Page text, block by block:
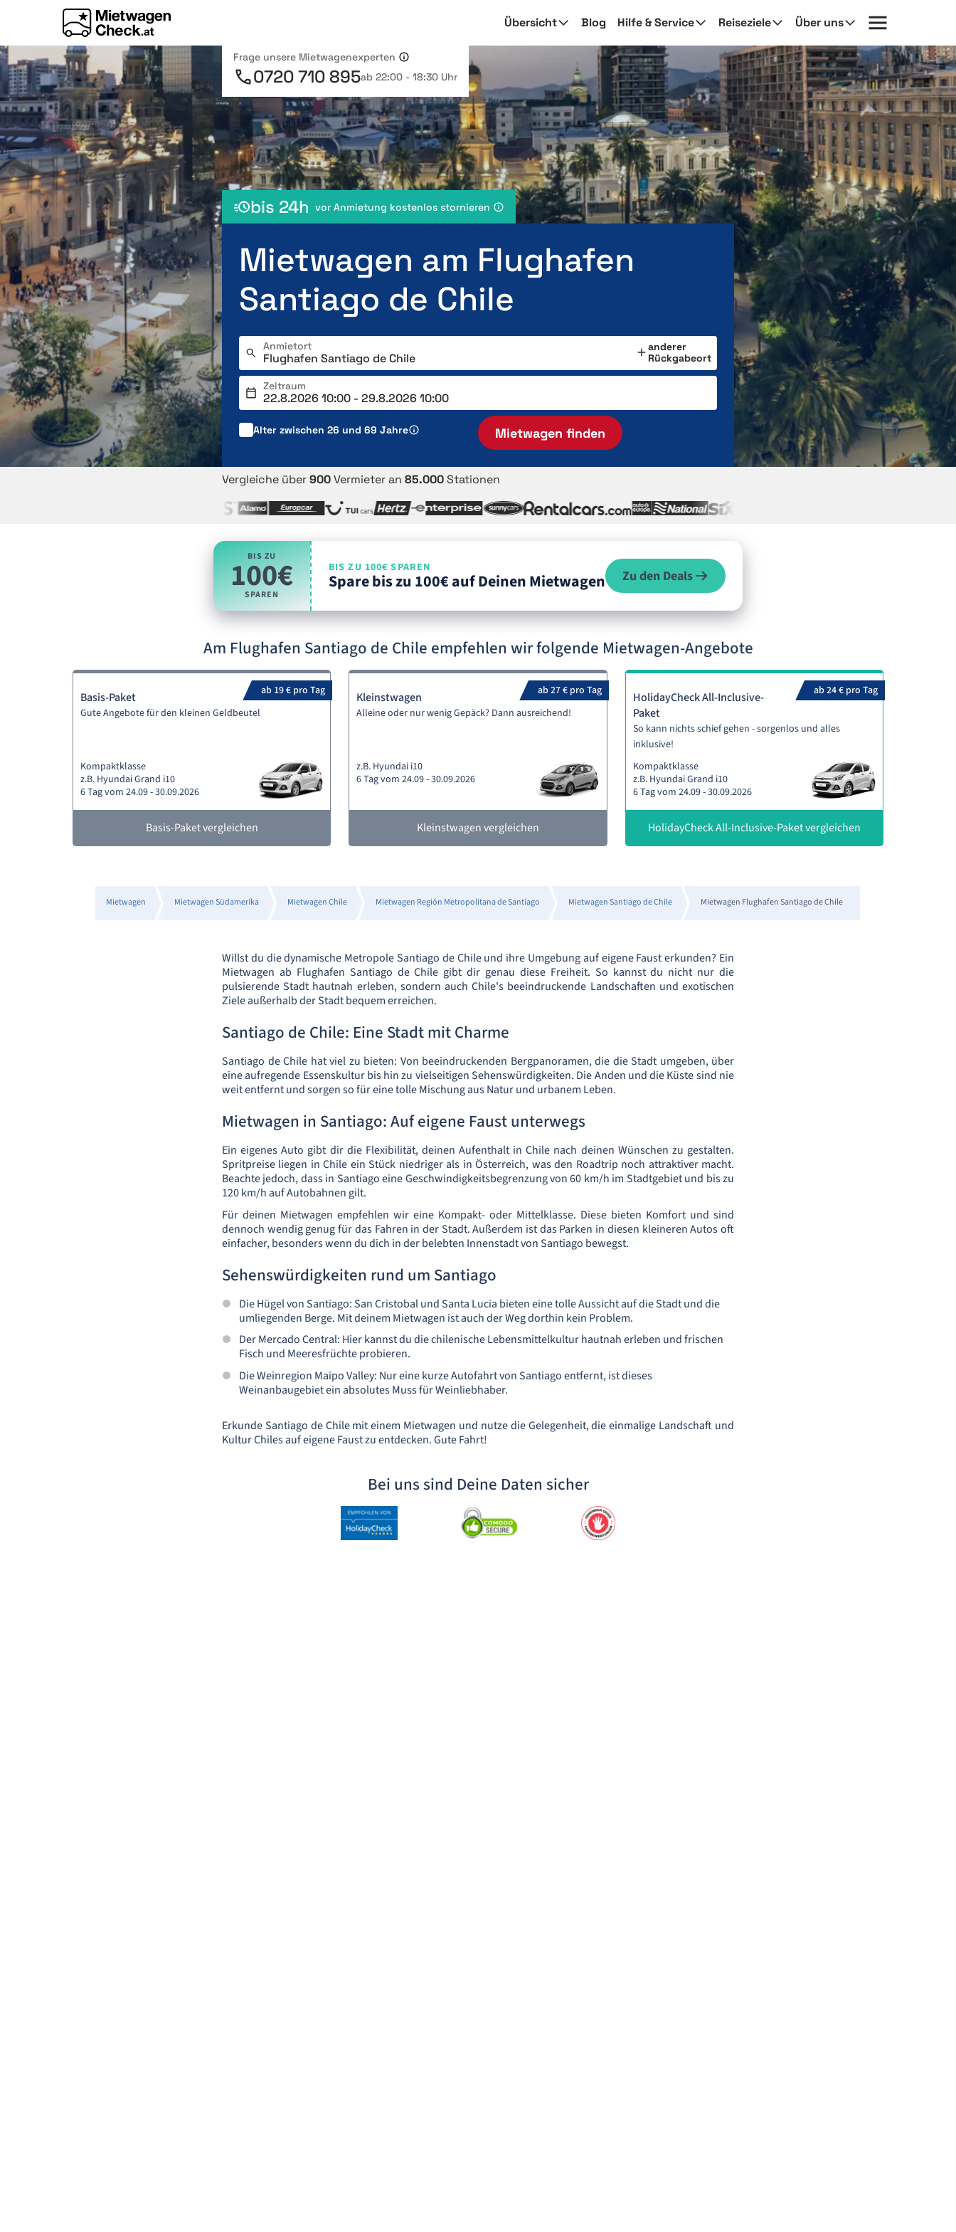
Übersicht Blog Hilfe & Service Reiseziele Über uns
Frage unsere Mietwagenexperten
0720 710 895ab 22:00 - 18:30 Uhr
bis 24h vor Anmietung kostenlos stornieren
Mietwagen am Flughafen
Santiago de Chile
Anmietort
anderer
Rückgabeort
Zeitraum
Alter zwischen 26 und 69 Jahre Mietwagen finden
Vergleiche über900Vermieter an 85.000Stationen
BIS ZU
100€
SPAREN
BIS ZU 100€ SPAREN
Spare bis zu 100€ auf Deinen Mietwagen Zu den Deals
Am Flughafen Santiago de Chile empfehlen wir folgende Mietwagen-Angebote
ab 19 € pro Tag
Basis-Paket
Gute Angebote für den kleinen Geldbeutel
Kompaktklasse
z.B. Hyundai Grand i10
6 Tag vom 24.09 - 30.09.2026
Basis-Paket vergleichen
ab 27 € pro Tag
Kleinstwagen
Alleine oder nur wenig Gepäck? Dann ausreichend!
z.B. Hyundai i10
6 Tag vom 24.09 - 30.09.2026
Kleinstwagen vergleichen
ab 24 € pro Tag
HolidayCheck All-Inclusive-
Paket
So kann nichts schief gehen - sorgenlos und alles
inklusive!
Kompaktklasse
z.B. Hyundai Grand i10
6 Tag vom 24.09 - 30.09.2026
HolidayCheck All-Inclusive-Paket vergleichen
Mietwagen Mietwagen Südamerika Mietwagen Chile Mietwagen Región Metropolitana de Santiago Mietwagen Santiago de Chile Mietwagen Flughafen Santiago de Chile
Willst du die dynamische Metropole Santiago de Chile und ihre Umgebung auf eigene Faust erkunden? Ein
Mietwagen ab Flughafen Santiago de Chile gibt dir genau diese Freiheit. So kannst du nicht nur die
pulsierende Stadt hautnah erleben, sondern auch Chile's beeindruckende Landschaften und exotischen
Ziele außerhalb der Stadt bequem erreichen.
Santiago de Chile: Eine Stadt mit Charme
Santiago de Chile hat viel zu bieten: Von beeindruckenden Bergpanoramen, die die Stadt umgeben, über
eine aufregende Essenskultur bis hin zu vielseitigen Sehenswürdigkeiten. Die Anden und die Küste sind nie
weit entfernt und sorgen so für eine tolle Mischung aus Natur und urbanem Leben.
Mietwagen in Santiago: Auf eigene Faust unterwegs
Ein eigenes Auto gibt dir die Flexibilität, deinen Aufenthalt in Chile nach deinen Wünschen zu gestalten.
Spritpreise liegen in Chile ein Stück niedriger als in Österreich, was den Roadtrip noch attraktiver macht.
Beachte jedoch, dass in Santiago eine Geschwindigkeitsbegrenzung von 60 km/h im Stadtgebiet und bis zu
120 km/h auf Autobahnen gilt.
Für deinen Mietwagen empfehlen wir eine Kompakt- oder Mittelklasse. Diese bieten Komfort und sind
dennoch wendig genug für das Fahren in der Stadt. Außerdem ist das Parken in diesen kleineren Autos oft
einfacher, besonders wenn du dich in der belebten Innenstadt von Santiago bewegst.
Sehenswürdigkeiten rund um Santiago
Die Hügel von Santiago: San Cristobal und Santa Lucia bieten eine tolle Aussicht auf die Stadt und die
umliegenden Berge. Mit deinem Mietwagen ist auch der Weg dorthin kein Problem.
Der Mercado Central: Hier kannst du die chilenische Lebensmittelkultur hautnah erleben und frischen
Fisch und Meeresfrüchte probieren.
Die Weinregion Maipo Valley: Nur eine kurze Autofahrt von Santiago entfernt, ist dieses
Weinanbaugebiet ein absolutes Muss für Weinliebhaber.
Erkunde Santiago de Chile mit einem Mietwagen und nutze die Gelegenheit, die einmalige Landschaft und
Kultur Chiles auf eigene Faust zu entdecken. Gute Fahrt!
Bei uns sind Deine Daten sicher